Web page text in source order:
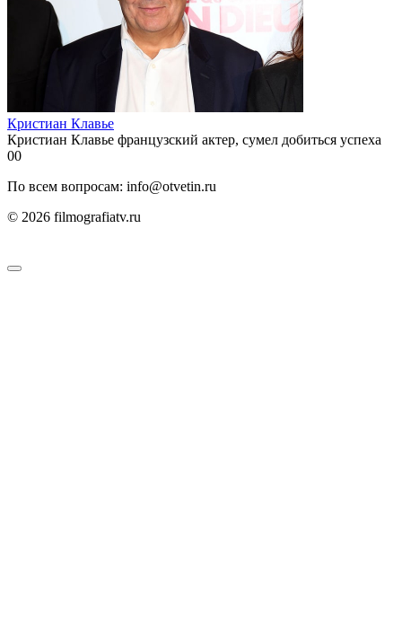
Кристиан Клавье
Кристиан Клавье французский актер, сумел добиться успеха
00
По всем вопросам: info@otvetin.ru
© 2026 filmografiatv.ru